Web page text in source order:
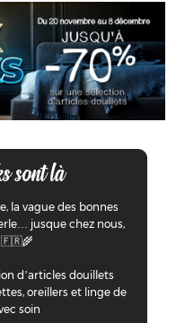
sont là
la vague des bonnes
jusque chez nous,
🇫🇷🌾
d’articles douillets
oreillers et linge de
soin